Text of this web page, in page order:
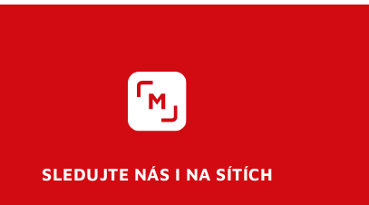
SLEDUJTE NÁS I NA SÍTÍCH